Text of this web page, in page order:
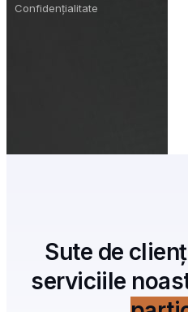
Confidențialitate
Sute de
serviciile